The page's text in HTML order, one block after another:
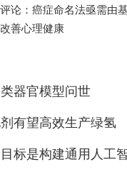
星拥有强大的引力场
，它们没有脉动，这
银河系中心附近相
些“老烟枪”大多位于
癌症命名法亟需由基于器官转变
善心理健康
器官模型问世
有望高效生产绿氢
标是构建通用人工